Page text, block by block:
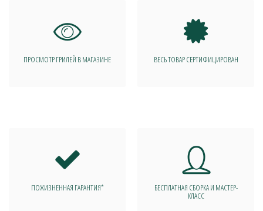
ПРОСМОТР ГРИЛЕЙ В МАГАЗИНЕ ВЕСЬ ТОВАР СЕРТИФИЦИРОВАН
ПОЖИЗНЕННАЯ ГАРАНТИЯ* БЕСПЛАТНАЯ СБОРКА И МАСТЕР-
КЛАСС